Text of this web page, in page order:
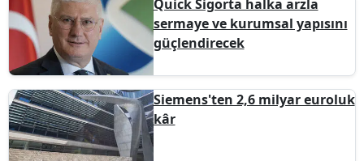
Quick Sigorta halka arzla
sermaye ve kurumsal yapısını
güçlendirecek
Siemens'ten 2,6 milyar euroluk
kâr